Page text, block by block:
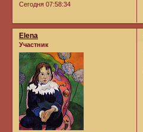
Сегодня 07:58:34
Elena
Участник